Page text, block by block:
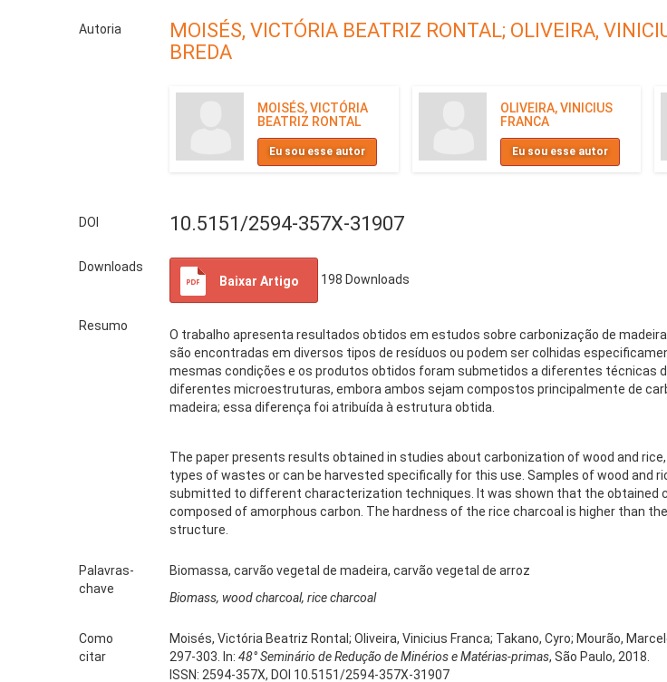
Autoria MOISÉS, VICTÓRIA BEATRIZ RONTAL; OLIVEIRA,
BREDA
MOISÉS, VICTÓRIA
BEATRIZ RONTAL
Eu sou esse autor
OLIVEIRA, VINICIUS
FRANCA
Eu sou esse autor
DOI 10.5151/2594-357X-31907
Downloads
Baixar Artigo
198 Downloads
Resumo
O trabalho apresenta resultados obtidos em estudos sobre carbonização de
são encontradas em diversos tipos de resíduos ou podem ser colhidas
mesmas condições e os produtos obtidos foram submetidos a diferentes técnicas
diferentes microestruturas, embora ambos sejam compostos principalmente de
madeira; essa diferença foi atribuída à estrutura obtida.
The paper presents results obtained in studies about carbonization of wood and
types of wastes or can be harvested specifically for this use. Samples of wood and
submitted to different characterization techniques. It was shown that the
composed of amorphous carbon. The hardness of the rice charcoal is higher than
structure.
Palavras-
chave
Biomassa, carvão vegetal de madeira, carvão vegetal de arroz
Biomass, wood charcoal, rice charcoal
Como
citar
Moisés, Victória Beatriz Rontal; Oliveira, Vinicius Franca; Takano, Cyro; Mourão,
297-303. In: 48° Seminário de Redução de Minérios e Matérias-primas, São Paulo, 2018.
ISSN: 2594-357X, DOI 10.5151/2594-357X-31907